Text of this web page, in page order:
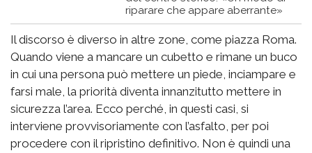
riparare che appare aberrante»
Il discorso è diverso in altre zone, come piazza Roma.
Quando viene a mancare un cubetto e rimane un buco
in cui una persona può mettere un piede, inciampare e
farsi male, la priorità diventa innanzitutto mettere in
sicurezza l’area. Ecco perché, in questi casi, si
interviene provvisoriamente con l’asfalto, per poi
procedere con il ripristino definitivo. Non è quindi una